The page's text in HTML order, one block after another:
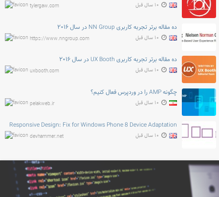
tylergaw.com ۱۰ سال قبل
ده مقاله برتر تجربه کاربری NN Group در سال ۲۰۱۶
https://www.nngroup.com ۱۰ سال قبل
ده مقاله برتر تجربه کاربری UX Booth در سال ۲۰۱۶
uxbooth.com ۱۰ سال قبل
چگونه AMP را در وردپرس فعال کنیم؟
pelakweb.ir ۱۰ سال قبل
Responsive Design: Fix for Windows Phone 8 Device Adaptation
devhammer.net ۱۰ سال قبل